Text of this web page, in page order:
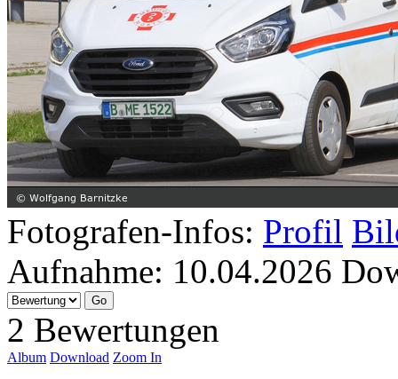
Fotografen-Infos: Profil
Aufnahme: 10.04.2026
2 Bewertungen
Album Download Zoom In